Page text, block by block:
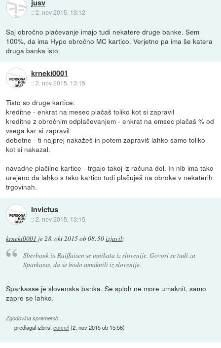
jusv
::2. nov 2015, 13:12
Saj obročno plačevanje imajo tudi nekatere druge banke. Sem
100%, da ima Hypo obročno MC kartico. Verjetno pa ima še katera
druga banka isto.
krneki0001
::2. nov 2015, 13:15
Tisto so druge kartice:
kreditne - enkrat na mesec plačaš toliko kot si zapravil
kreditne z obročnim odplačevanjem - enkrat na emsec plačaš % od
vsega kar si zapravil
debetne - ti najprej nakažeš in potem zapraviš lahko samo toliko
kot si nakazal.
navadne plačilne kartice - trgajo takoj iz računa dol. In nlb ima tako
urejeno da lahko s tako kartico tudi plačuješ na obroke v nekaterih
trgovinah.
Invictus
::2. nov 2015, 13:15
krneki0001 je28. okt 2015 ob 08:50izjavil:
Sberbank in Raiffaisen se umikata iz slovenije. Govori se tudi za
Sparkasse, da se bodo umaknili iz slovenije.
Sparkasse je slovenska banka. Se sploh ne more umaknit, samo
zapre se lahko.
Zgodovina sprememb…
predlagal izbris:connel(2. nov 2015 ob 15:56)